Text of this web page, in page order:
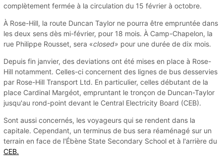
complètement fermée à la circulation du 15 février à octobre.
À Rose-Hill, la route Duncan Taylor ne pourra être empruntée dans
les deux sens dès mi-février, pour 18 mois. À Camp-Chapelon, la
rue Philippe Rousset, sera «closed» pour une durée de dix mois.
Depuis fin janvier, des deviations ont été mises en place à Rose-
Hill notamment. Celles-ci concernent des lignes de bus desservies
par Rose-Hill Transport Ltd. En particulier, celles débutant de la
place Cardinal Margéot, empruntant le tronçon de Duncan-Taylor
jusqu'au rond-point devant le Central Electricity Board (CEB).
Sont aussi concernés, les voyageurs qui se rendent dans la
capitale. Cependant, un terminus de bus sera réaménagé sur un
terrain en face de l'Ébène State Secondary School et à l'arrière du
CEB.